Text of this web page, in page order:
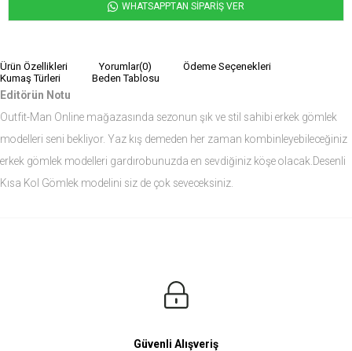
WHATSAPPTAN SİPARİŞ VER
Ürün Özellikleri Yorumlar(0)
Ödeme Seçenekleri
Kumaş Türleri
Beden Tablosu
Editörün Notu
Outfit-Man Online mağazasında sezonun şık ve stil sahibi erkek gömlek
modelleri seni bekliyor. Yaz kış demeden her zaman kombinleyebileceğiniz
erkek gömlek modelleri gardırobunuzda en sevdiğiniz köşe olacak.Desenli
Kısa Kol Gömlek modelini siz de çok seveceksiniz.
Manken Bedenleri Üst Grup M, Alt Grup 33 Beden ( Medium )
Güvenli Alışveriş